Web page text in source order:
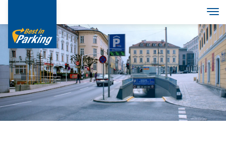
contenuto
principale
Services
Garages
Group